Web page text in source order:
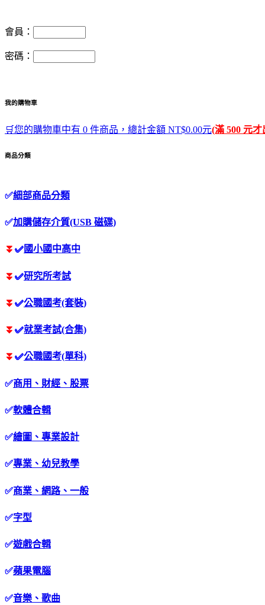
會員：
密碼：
我的購物車
🛒您的購物車中有 0 件商品，總計金額 NT$0.00元(滿 500 元才
商品分類
✅細部商品分類
✅加購儲存介質(USB 磁碟)
⏬ ✅國小國中高中
⏬ ✅研究所考試
⏬ ✅公職國考(套裝)
⏬ ✅就業考試(合集)
⏬ ✅公職國考(單科)
✅商用、財經、股票
✅軟體合輯
✅繪圖、專業設計
✅專業、幼兒教學
✅商業、網路、一般
✅字型
✅遊戲合輯
✅蘋果電腦
✅音樂、歌曲